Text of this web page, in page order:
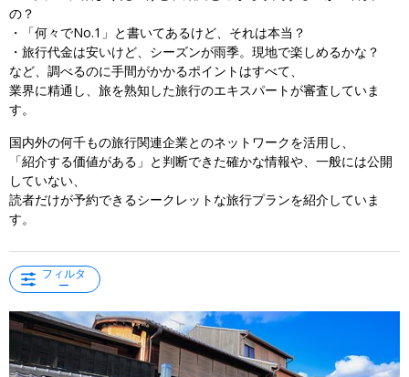
の？
・「何々でNo.1」と書いてあるけど、それは本当？
・旅行代金は安いけど、シーズンが雨季。現地で楽しめるかな？
など、調べるのに手間がかかるポイントはすべて、
業界に精通し、旅を熟知した旅行のエキスパートが審査していま
す。
国内外の何千もの旅行関連企業とのネットワークを活用し、
「紹介する価値がある」と判断できた確かな情報や、一般には公開
していない、
読者だけが予約できるシークレットな旅行プランを紹介していま
す。
フィルタ
ー